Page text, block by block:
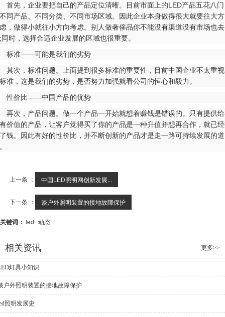
，企业要把自己的产品定位清晰。目前市面上的LED产品五花八门
同产品、不同分类、不同市场区域。因此企业本身做得很大就要往大
，做得小就往小方向考虑。别人做奢侈品你不能没有渠道没有市场也去
时，选择合适企业发展的区域也很重要。
——可能是我们的劣势
，标准问题。上面提到很多标准的重要性，目前中国企业不太重
准，这是我们的劣势，是否努力加强就看公司的恒心和毅力。
比——中国产品的优势
，产品问题。做一个产品一开始就想着赚钱是错误的。只有提供
价值的产品，让客户觉得买了你的产品是一种升值并想再合作，就已
钱。因此有好的性价比，并不断创新的产品才是走一路可持续发展的道
上一条 ： 中国LED照明网创新发展...
下一条 ： 谈户外照明装置的接地故障保护
关键词： led 动态
相关资讯 更多>>
灯具小知识
户外照明装置的接地故障保护
照明发展史